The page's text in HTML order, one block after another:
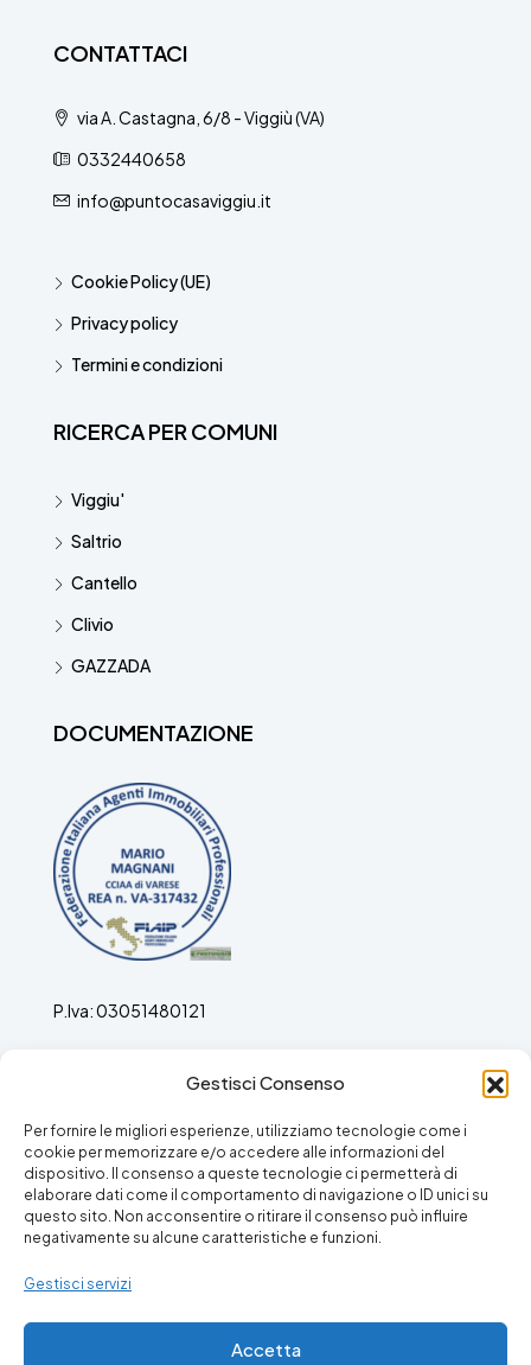
Gestisci Consenso
Per fornire le migliori esperienze, utilizziamo tecnologie come i
cookie per memorizzare e/o accedere alle informazioni del
dispositivo. Il consenso a queste tecnologie ci permetterà di
elaborare dati come il comportamento di navigazione o ID unici su
questo sito. Non acconsentire o ritirare il consenso può influire
negativamente su alcune caratteristiche e funzioni.
Gestisci servizi
Accetta
CONTATTACI
via A. Castagna, 6/8 - Viggiù (VA)
0332440658
info@puntocasaviggiu.it
Cookie Policy (UE)
Privacy policy
Termini e condizioni
RICERCA PER COMUNI
Viggiu'
Saltrio
Cantello
Clivio
GAZZADA
DOCUMENTAZIONE
P.Iva: 03051480121
Facebook Instagram